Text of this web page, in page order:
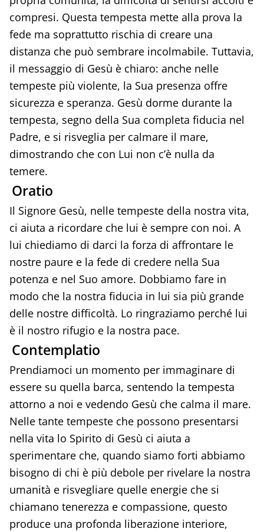
compresi. Questa tempesta mette alla prova la
fede ma soprattutto rischia di creare una
distanza che può sembrare incolmabile. Tuttavia,
il messaggio di Gesù è chiaro: anche nelle
tempeste più violente, la Sua presenza offre
sicurezza e speranza. Gesù dorme durante la
tempesta, segno della Sua completa fiducia nel
Padre, e si risveglia per calmare il mare,
dimostrando che con Lui non c’è nulla da
temere.
Oratio
Il Signore Gesù, nelle tempeste della nostra vita,
ci aiuta a ricordare che lui è sempre con noi. A
lui chiediamo di darci la forza di affrontare le
nostre paure e la fede di credere nella Sua
potenza e nel Suo amore. Dobbiamo fare in
modo che la nostra fiducia in lui sia più grande
delle nostre difficoltà. Lo ringraziamo perché lui
è il nostro rifugio e la nostra pace.
Contemplatio
Prendiamoci un momento per immaginare di
essere su quella barca, sentendo la tempesta
attorno a noi e vedendo Gesù che calma il mare.
Nelle tante tempeste che possono presentarsi
nella vita lo Spirito di Gesù ci aiuta a
sperimentare che, quando siamo forti abbiamo
bisogno di chi è più debole per rivelare la nostra
umanità e risvegliare quelle energie che si
chiamano tenerezza e compassione, questo
produce una profonda liberazione interiore,